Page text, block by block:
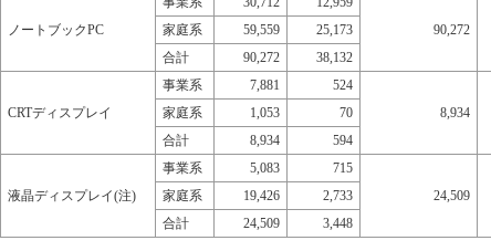
ノートブックPC
90,272
家庭系 59,559
25,173
合計
90,272 38,132
CRTディスプレイ
事業系 7,881
524
8,934
家庭系 1,053
70
合計
8,934 594
液晶ディスプレイ(注)
事業系 5,083
715
24,509
家庭系 19,426
2,733
合計
24,509 3,448